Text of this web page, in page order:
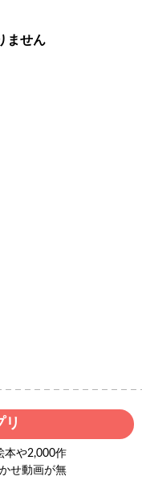
ません
リ
本や2,000作
せ動画が無